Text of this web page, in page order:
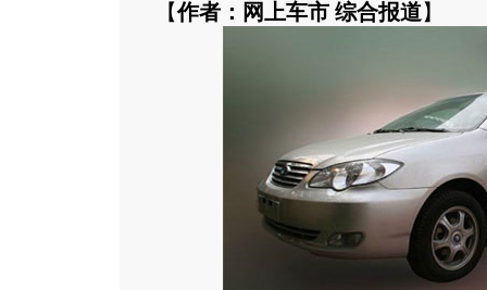
【作者：网上车市 综合报道】